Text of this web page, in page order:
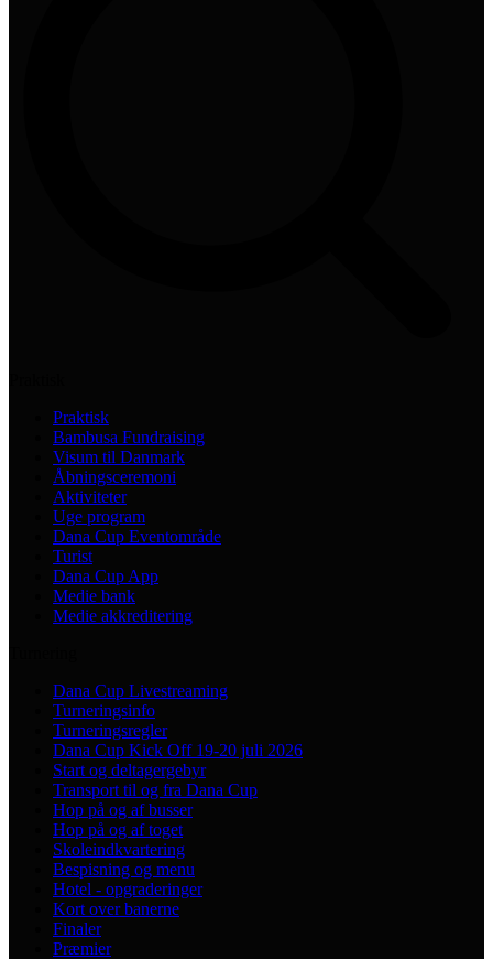
Praktisk
Bambusa Fundraising
Visum til Danmark
Åbningsceremoni
Aktiviteter
Uge program
Dana Cup Eventområde
Turist
Dana Cup App
Medie bank
Medie akkreditering
Dana Cup Livestreaming
Turneringsinfo
Turneringsregler
Dana Cup Kick Off 19-20 juli 2026
Start og deltagergebyr
Transport til og fra Dana Cup
Hop på og af busser
Hop på og af toget
Skoleindkvartering
Bespisning og menu
Hotel - opgraderinger
Kort over banerne
Finaler
Præmier